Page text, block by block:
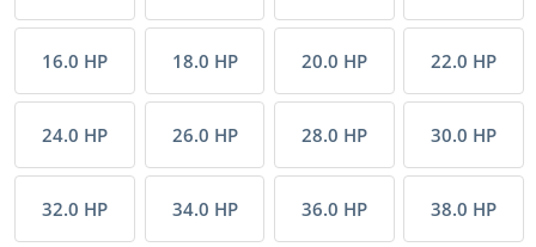
16.0 HP 18.0 HP 20.0 HP 22.0 HP
24.0 HP 26.0 HP 28.0 HP 30.0 HP
32.0 HP 34.0 HP 36.0 HP 38.0 HP